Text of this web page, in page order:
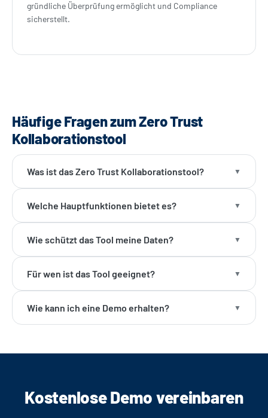
gründliche Überprüfung ermöglicht und Compliance
sicherstellt.
Häufige Fragen zum Zero Trust
Kollaborationstool
Was ist das Zero Trust Kollaborationstool?
Welche Hauptfunktionen bietet es?
Wie schützt das Tool meine Daten?
Für wen ist das Tool geeignet?
Wie kann ich eine Demo erhalten?
Kostenlose Demo vereinbaren